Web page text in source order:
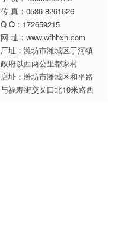
传 真：0536-8261626
Q Q：172659215
网 址：www.wfhhxh.com
厂址：潍坊市潍城区于河镇
政府以西两公里都家村
店址：潍坊市潍城区和平路
与福寿街交叉口北10米路西